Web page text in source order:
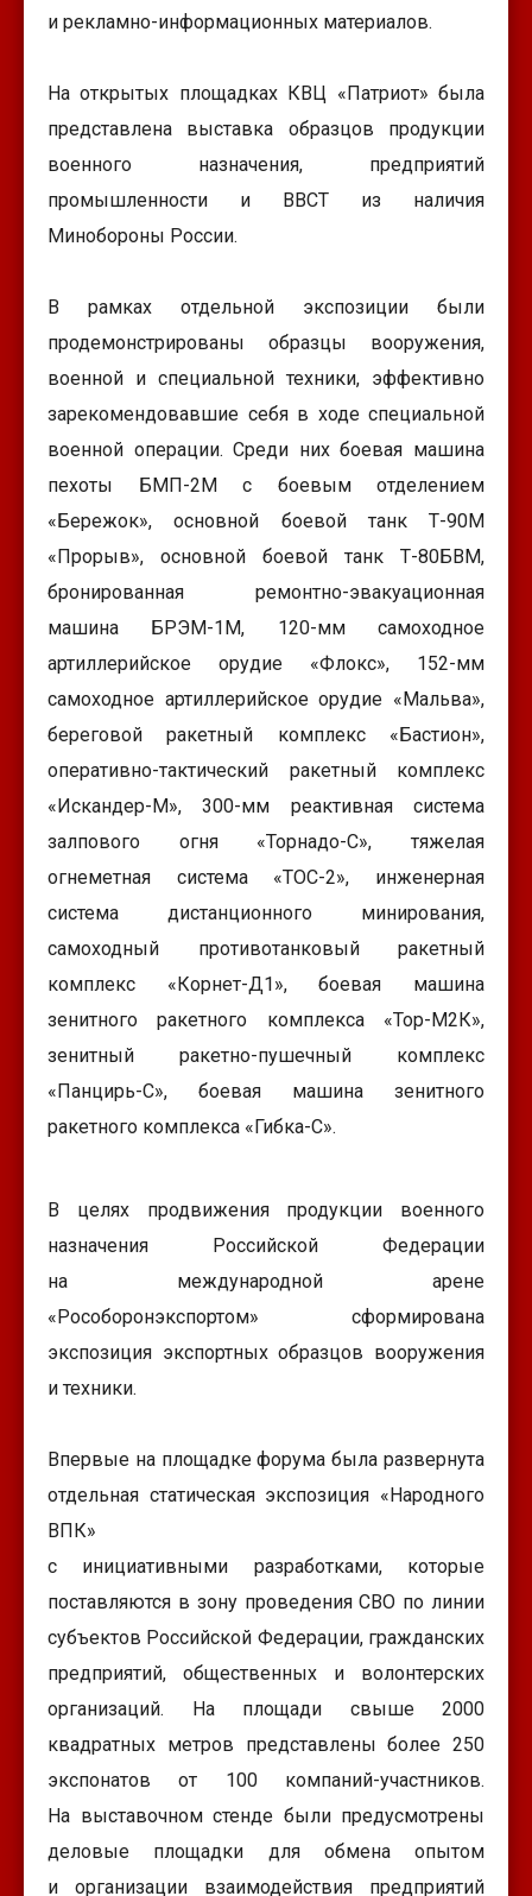
и рекламно-информационных материалов.
На открытых площадках КВЦ «Патриот» была
представлена выставка образцов продукции
военного назначения, предприятий
промышленности и ВВСТ из наличия
Минобороны России.
В рамках отдельной экспозиции были
продемонстрированы образцы вооружения,
военной и специальной техники, эффективно
зарекомендовавшие себя в ходе специальной
военной операции. Среди них боевая машина
пехоты БМП-2М с боевым отделением
«Бережок», основной боевой танк Т-90М
«Прорыв», основной боевой танк Т-80БВМ,
бронированная ремонтно-эвакуационная
машина БРЭМ-1М, 120-мм самоходное
артиллерийское орудие «Флокс», 152-мм
самоходное артиллерийское орудие «Мальва»,
береговой ракетный комплекс «Бастион»,
оперативно-тактический ракетный комплекс
«Искандер-М», 300-мм реактивная система
залпового огня «Торнадо-С», тяжелая
огнеметная система «ТОС-2», инженерная
система дистанционного минирования,
самоходный противотанковый ракетный
комплекс «Корнет-Д1», боевая машина
зенитного ракетного комплекса «Тор-М2К»,
зенитный ракетно-пушечный комплекс
«Панцирь-С», боевая машина зенитного
ракетного комплекса «Гибка-С».
В целях продвижения продукции военного
назначения Российской Федерации
на международной арене
«Рособоронэкспортом» сформирована
экспозиция экспортных образцов вооружения
и техники.
Впервые на площадке форума была развернута
отдельная статическая экспозиция «Народного
ВПК»
с инициативными разработками, которые
поставляются в зону проведения СВО по линии
субъектов Российской Федерации, гражданских
предприятий, общественных и волонтерских
организаций. На площади свыше 2000
квадратных метров представлены более 250
экспонатов от 100 компаний-участников.
На выставочном стенде были предусмотрены
деловые площадки для обмена опытом
и организации взаимодействия предприятий